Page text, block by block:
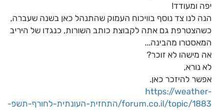
יפה ומעודד!
הנה לנו צד נוסף בוויכוח העמוק שהתנהל כאן בשנה שעברה,
כשהצטרפת גם אתה לקבוצת כותב השורות, כנגדו של היריב
המאסטרו מהבינה...
אה מישהו לא זוכר?
לא נורא,
אפשר להיזכר כאן.
https://weather-
forum.co.il/topic/1883/התחזית-העונתית-לחורף-תשפ-